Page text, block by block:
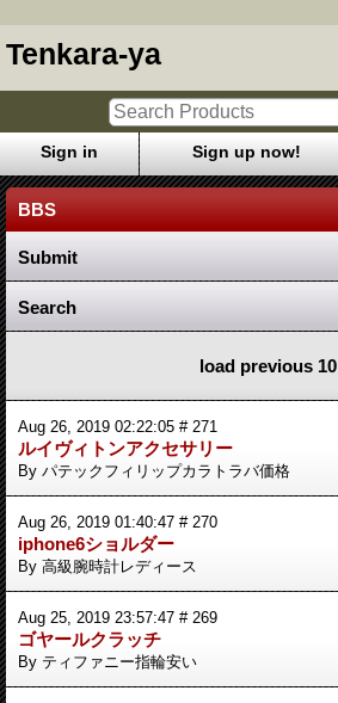
Tenkara-ya
Sign in Sign up now!
BBS
Submit
Search
load previous 10
Aug 26, 2019 02:22:05 # 271
ルイヴィトンアクセサリー
By パテックフィリップカラトラバ価格
Aug 26, 2019 01:40:47 # 270
iphone6ショルダー
By 高級腕時計レディース
Aug 25, 2019 23:57:47 # 269
ゴヤールクラッチ
By ティファニー指輪安い